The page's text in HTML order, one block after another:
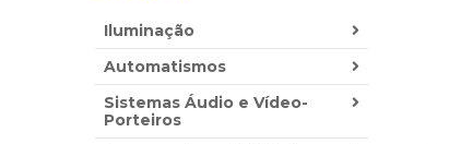
Iluminação
Automatismos
Sistemas Áudio e Vídeo-
Porteiros